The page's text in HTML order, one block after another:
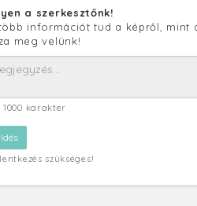
a szerkesztőnk!
információt tud a képről, mint
meg velünk!
1000 karakter
szükséges!